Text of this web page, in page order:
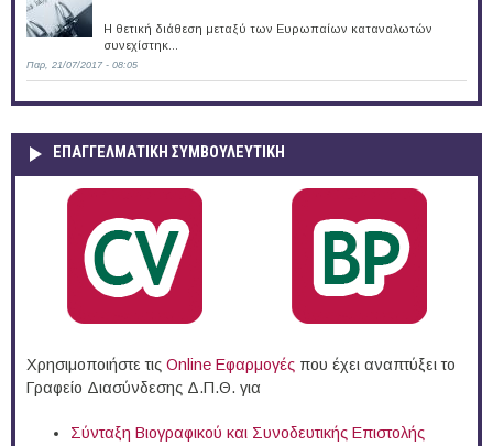
Η θετική διάθεση μεταξύ των Ευρωπαίων καταναλωτών
συνεχίστηκ...
Παρ, 21/07/2017 - 08:05
ΕΠΑΓΓΕΛΜΑΤΙΚΉ ΣΥΜΒΟΥΛΕΥΤΙΚΉ
Χρησιμοποιήστε τις Online Eφαρμογές που έχει αναπτύξει το
Γραφείο Διασύνδεσης Δ.Π.Θ. για
Σύνταξη Βιογραφικού και Συνοδευτικής Επιστολής